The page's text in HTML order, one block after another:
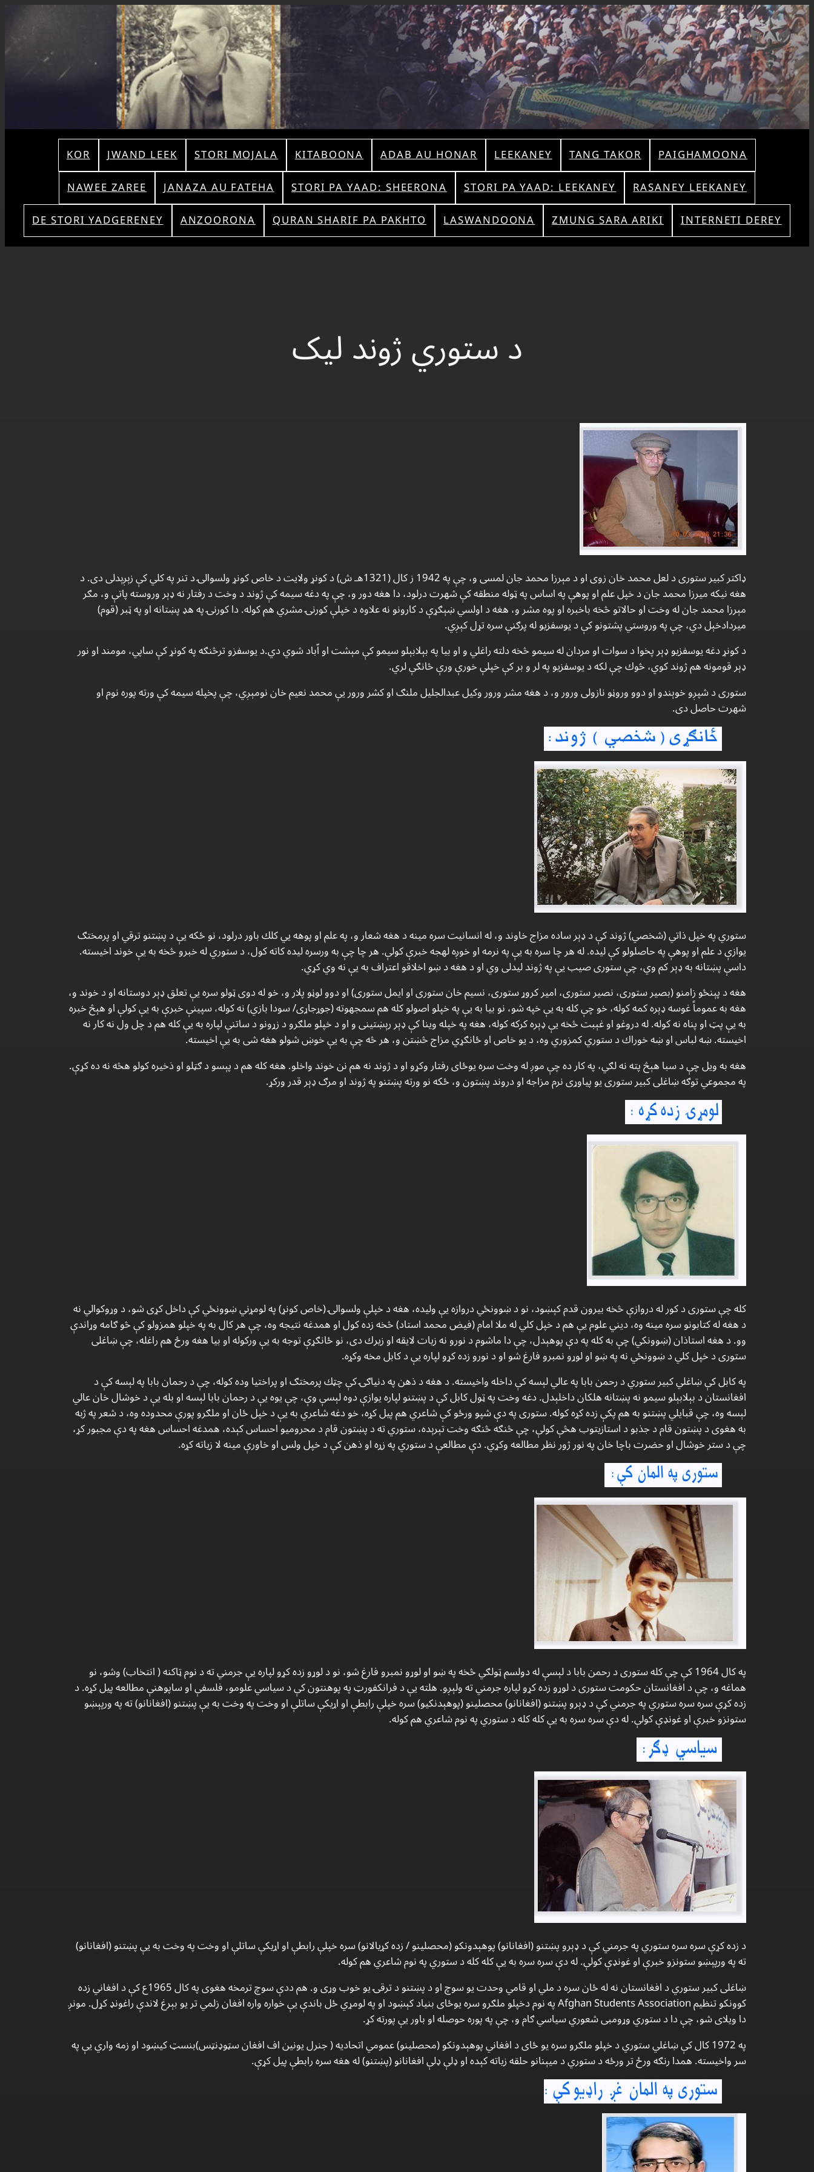
Skip
to
content
KOR JWAND LEEK STORI MOJALA KITABOONA ADAB AU HONAR LEEKANEY TANG TAKOR
PAIGHAMOONA
NAWEE ZAREE
JANAZA AU FATEHA STORI PA YAAD: SHEERONA STORI PA YAAD: LEEKANEY
RASANEY LEEKANEY
DE STORI YADGERENEY
ANZOORONA QURAN SHARIF PA PAKHTO LASWANDOONA ZMUNG SARA ARIKI INTERNETI DEREY
د ستوري ژوند ليک
ډاكتر كبير ستورى د لعل محمد خان زوى او د مېرزا محمد جان لمسى و، چې په 1942 ز كال (1321هـ ش) د كونړ ولايت د خاص كونړ ولسوالۍ د تنر په كلي كې زېږېدلى دى. د
هغه نيكه ميرزا محمد جان د خپل علم او پوهې په اساس په ټوله منطقه كې شهرت درلود، دا هغه دور و، چې په دغه سيمه كې ژوند د وخت د رفتار نه ډېر وروسته پاتې و، مګر
مېرزا محمد جان له وخت او حالاتو څخه باخبره او پوه مشر و، هغه د اولسي ښېګړې د كارونو نه علاوه د خپلې كورنۍ مشري هم كوله. دا كورنۍ په هډ پښتانه او په ټبر (قوم)
ميردادخېل دي، چې په وروستي پشتونو كې د يوسفزيو له پرګنې سره تړل كېږي.
د كونړ دغه يوسفزيو ډېر پخوا د سوات او مردان له سيمو څخه دلته راغلي و او بيا په بېلابېلو سيمو كې مېشت او اّباد شوي دي.د يوسفزو ترڅنګه په كونړ كې ساپي، مومند او نور
ډېر قومونه هم ژوند كوي، څوك چې لكه د يوسفزيو په لر و بر كې خپلې خورې ورې څانګې لري.
ستورى د شپږو خوېندو او دوو وروڼو نازولى ورور و، د هغه مشر ورور وكيل عبدالجليل ملنګ او كشر ورور يې محمد نعيم خان نومېږي، چې پخپله سيمه كې ورته پوره نوم او
شهرت حاصل دى.
ستوري په خپل ذاتي (شخصي) ژوند كې د ډېر ساده مزاج خاوند و، له انسانيت سره مينه د هغه شعار و، په علم او پوهه يي كلك باور درلود، نو ځكه يې د پښتنو ترقي او پرمختګ
يوازې د علم او پوهې په حاصلولو كې ليده. له هر چا سره به يې په نرمه او خوږه لهجه خبرې كولې. هر چا چې به ورسره ليده كاته كول، د ستوري له خبرو څخه به يې خوند اخيسته.
داسې پښتانه به ډېر كم وي، چې ستورى صيب يې په ژوند ليدلى وي او د هغه د ښو اخلاقو اعتراف به يې نه وي كړي.
هغه د پېنځو زامنو (بصير ستورى، نصير ستورى، امير كروړ ستورى، نسيم خان ستورى او ايمل ستورى) او دوو لوڼو پلار و، خو له دوى ټولو سره يې تعلق ډېر دوستانه او د خوند و،
هغه به عموماً غوسه ډېره كمه كوله، خو چې كله به يې خپه شو، نو بيا به يې په خپلو اصولو كله هم سمجهوته (جوړجاړی/ سودا بازي) نه كوله، سپينې خبرې به يې كولې او هېڅ خبره
به يې پټ او پناه نه كوله. له دروغو او غېبت څخه يې ډېره كركه كوله، هغه په خپله وينا كې ډېر رېښتينى و او د خپلو ملګرو د زړونو د ساتنې لپاره به يې كله هم د چل ول نه كار نه
اخيسته. ښه لباس او ښه خوراك د ستوري كمزوري وه، د يو خاص او ځانګړي مزاج څښتن و، هر څه چې به يې خوښ شولو هغه شى به يې اخيسته.
هغه به ويل چې د سبا هېڅ پته نه لګي، په كار ده چې موږ له وخت سره يوځاى رفتار وكړو او د ژوند نه هم نن خوند واخلو. هغه كله هم د پېسو د ګټلو او ذخيره كولو هڅه نه ده كړې.
په مجموعي توګه ښاغلى كبير ستورى يو پياوړى نرم مزاجه او دروند پښتون و، ځكه نو ورته پښتنو په ژوند او مرګ ډېر قدر وركړ.
كله چې ستورى د كور له دروازې څخه بيرون قدم كېښود، نو د ښوونځي دروازه يې وليده، هغه د خپلې ولسوالۍ (خاص كونړ) په لومړني ښوونځي كې داخل كړى شو، د وړوكوالي نه
د هغه له كتابونو سره مينه وه، ديني علوم يې هم د خپل كلي له ملا امام (فيض محمد استاد) څخه زده كول او همدغه نتيجه وه، چې هر كال به په خپلو همزولو كې څو ګامه وړاندې
وو. د هغه استاذان (ښوونكي) چې به كله په دې پوهېدل، چې دا ماشوم د نورو نه زيات لايقه او زيرك دى، نو ځانګړې توجه به يې وركوله او بيا هغه ورځ هم راغله، چې ښاغلى
ستورى د خپل كلي د ښوونځي نه په ښو او لوړو نمبرو فارغ شو او د نورو زده كړو لپاره يې د كابل مخه وكړه.
په كابل كې ښاغلي كبير ستوري د رحمن بابا په عالي لېسه كې داخله واخيسته. د هغه د ذهن په دنياګۍ كې چټك پرمختګ او پراختيا وده كوله، چې د رحمان بابا په لېسه كې د
افغانستان د بېلابېلو سيمو نه پښتانه هلكان داخلېدل. دغه وخت په ټول كابل كې د پښتنو لپاره يوازې دوه لېسې وې، چې يوه يې د رحمان بابا لېسه او بله يې د خوشال خان عالي
لېسه وه، چې قبايلي پښتنو به هم پكې زده كړه كوله. ستورى په دې شپو ورځو كې شاعري هم پيل كړه، خو دغه شاعري به يې د خپل ځان او ملګرو پورې محدوده وه، د شعر په ژبه
به هغوى د پښتون قام د جذبو د استازيتوب هڅې كولې، چې څنګه څنګه وخت تېرېده، ستوري ته د پښتون قام د محروميو احساس كېده، همدغه احساس هغه په دې مجبور كړ،
چې د ستر خوشال او حضرت باچا خان په نور ژور نظر مطالعه وكړي. دې مطالعې د ستوري په زړه او ذهن كې د خپل ولس او خاورې مينه لا زياته كړه.
په كال 1964 كې چې كله ستورى د رحمن بابا د لېسې له دولسم ټولګي څخه په ښو او لوړو نمبرو فارغ شو، نو د لوړو زده كړو لپاره يې جرمني ته د نوم ټاکنه ( انتخاب) وشو، نو
هماغه و، چې د افغانستان حكومت ستورى د لوړو زده كړو لپاره جرمني ته ولېږو. هلته يې د فرانكفورټ په پوهنتون كې د سياسي علومو، فلسفې او ساپوهنې مطالعه پيل كړه. د
زده كړې سره سره ستوري په جرمني كې د ډېرو پښتنو (افغانانو) محصلينو (پوهېدنكيو) سره خپلې رابطې او اړيكې ساتلې او وخت په وخت به يې پښتنو (افغانانو) ته په ورپېښو
ستونزو خبرې او غونډې كولې. له دې سره سره به يې كله كله د ستوري په نوم شاعري هم كوله.
د زده كړې سره سره ستوري په جرمني كې د ډېرو پښتنو (افغانانو) پوهېدونکو (محصلينو / زده کړیالانو) سره خپلې رابطې او اړيكې ساتلې او وخت په وخت به يې پښتنو (افغانانو)
ته په ورپېښو ستونزو خبرې او غونډې كولې. له دې سره سره به يې كله كله د ستوري په نوم شاعري هم كوله.
ښاغلى كبير ستوري د افغانستان نه له ځان سره د ملي او قامي وحدت يو سوچ او د پښتنو د ترقۍ يو خوب وړى و. هم ددې سوچ ترمخه هغوى په كال 1965ع كې د افغاني زده
کوونکو تنظيم Afghan Students Association په نوم دخپلو ملګرو سره یوځای بنياد كېښود او په لومړي ځل باندې يې خواره واره افغان زلمي تر يو بېرغ لاندې راغونډ كړل. مونږ
دا ويلاى شو، چې دا د ستوري وړومبى شعوري سياسي ګام و، چې په پوره حوصله او باور يې پورته كړ.
په 1972 كال كې ښاغلي ستوري د خپلو ملګرو سره یو ځای د افغاني پوهېدونکو (محصلینو) عمومي اتحادیه ( جنرل يونين اف افغان سټوډنټس)بنسټ کیښود او زمه واري يې په
سر واخيسته. همدا رنګه ورځ تر ورځه د ستوري د ميېنانو حلقه زياته كېده او ډلې ډلې افغانانو (پښتنو) له هغه سره رابطې پيل كړې.